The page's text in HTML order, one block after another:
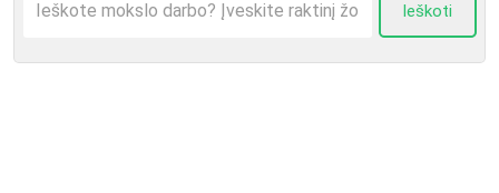
Ieškoti